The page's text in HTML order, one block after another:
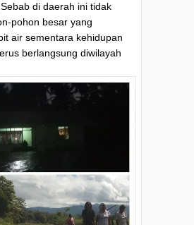
di daerah ini tidak
pohon besar yang
air sementara kehidupan
berlangsung diwilayah